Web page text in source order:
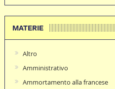
MATERIE
Altro
Amministrativo
Ammortamento alla francese